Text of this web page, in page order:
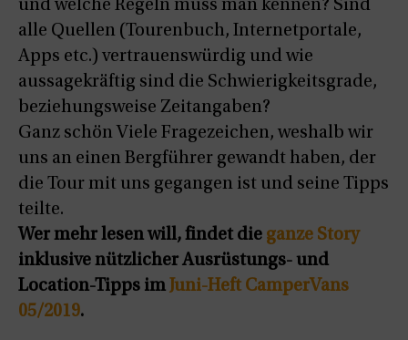
und welche Regeln muss man kennen? Sind
alle Quellen (Tourenbuch, Internetportale,
Apps etc.) vertrauenswürdig und wie
aussagekräftig sind die Schwierigkeitsgrade,
beziehungsweise Zeitangaben?
Ganz schön Viele Fragezeichen, weshalb wir
uns an einen Bergführer gewandt haben, der
die Tour mit uns gegangen ist und seine Tipps
teilte.
Wer mehr lesen will, findet die ganze Story
inklusive nützlicher Ausrüstungs- und
Location-Tipps im Juni-Heft CamperVans
05/2019.